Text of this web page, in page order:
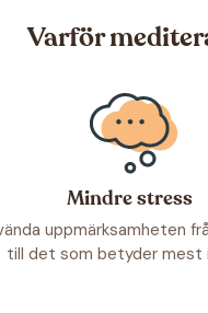
Varför
Mindre stress
uppmärksamheten
till det som betyder mest